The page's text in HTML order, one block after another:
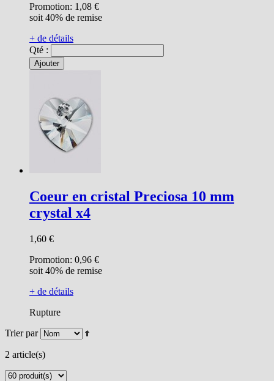
Promotion: 1,08 €
soit 40% de remise
+ de détails
Qté :
Ajouter
Coeur en cristal Preciosa 10 mm
crystal x4
1,60 €
Promotion: 0,96 €
soit 40% de remise
+ de détails
Rupture
Trier par
2 article(s)